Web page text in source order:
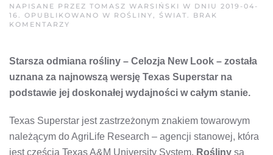
NAPISANE PRZEZ TOMASZ WARSIŃSKI W DNIU 2019-04-
16. OPUBLIKOWANO W ROŚLINY, ŚWIAT. BRAK
KOMENTARZY
UZNANA
WERSJĘ
TEXAS
SUPERSTAR
Starsza odmiana rośliny – Celozja New Look – została
uznana za najnowszą wersję Texas Superstar na
podstawie jej doskonałej wydajności w całym stanie.
Texas Superstar jest zastrzeżonym znakiem towarowym
należącym do AgriLife Research – agencji stanowej, która
jest częścią Texas A&M University System. Rośliny są